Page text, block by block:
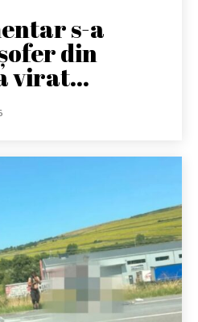
s-a
din
virat...